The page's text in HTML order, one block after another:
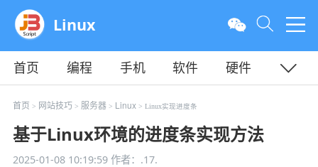
Linux
首页 编程 手机 软件
硬件
教程
平面 服务器
首页 > 网站技巧 > 服务器> Linux> Linux实现进度条
基于Linux环境的进度条实现方法
2025-01-08 10:19:59作者：.17.